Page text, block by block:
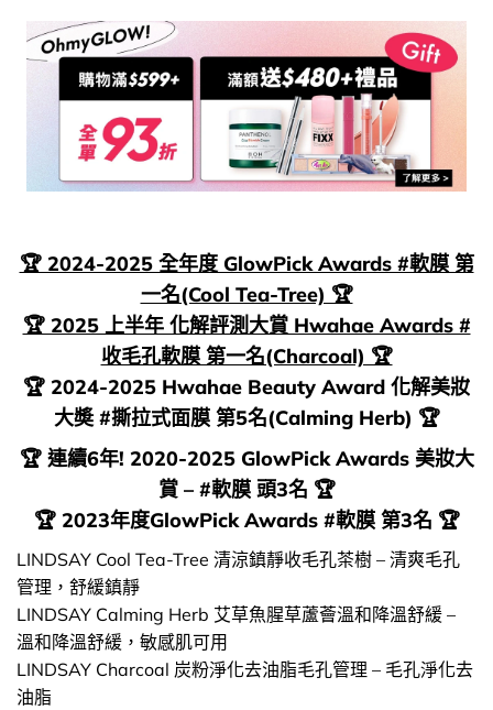
🏆 2024-2025 全年度 GlowPick Awards #軟膜 第
一名(Cool Tea-Tree) 🏆
🏆 2025 上半年 化解評測大賞 Hwahae Awards #
收毛孔軟膜 第一名(Charcoal) 🏆
🏆 2024-2025 Hwahae Beauty Award 化解美妝
大奬 #撕拉式面膜 第5名(Calming Herb) 🏆
🏆 連續6年! 2020-2025 GlowPick Awards 美妝大
賞 – #軟膜 頭3名 🏆
🏆 2023年度GlowPick Awards #軟膜 第3名 🏆
LINDSAY Cool Tea-Tree 清涼鎮靜收毛孔茶樹 – 清爽毛孔
管理，舒緩鎮靜
LINDSAY Calming Herb 艾草魚腥草蘆薈溫和降溫舒緩 –
溫和降溫舒緩，敏感肌可用
LINDSAY Charcoal 炭粉淨化去油脂毛孔管理 – 毛孔淨化去
油脂